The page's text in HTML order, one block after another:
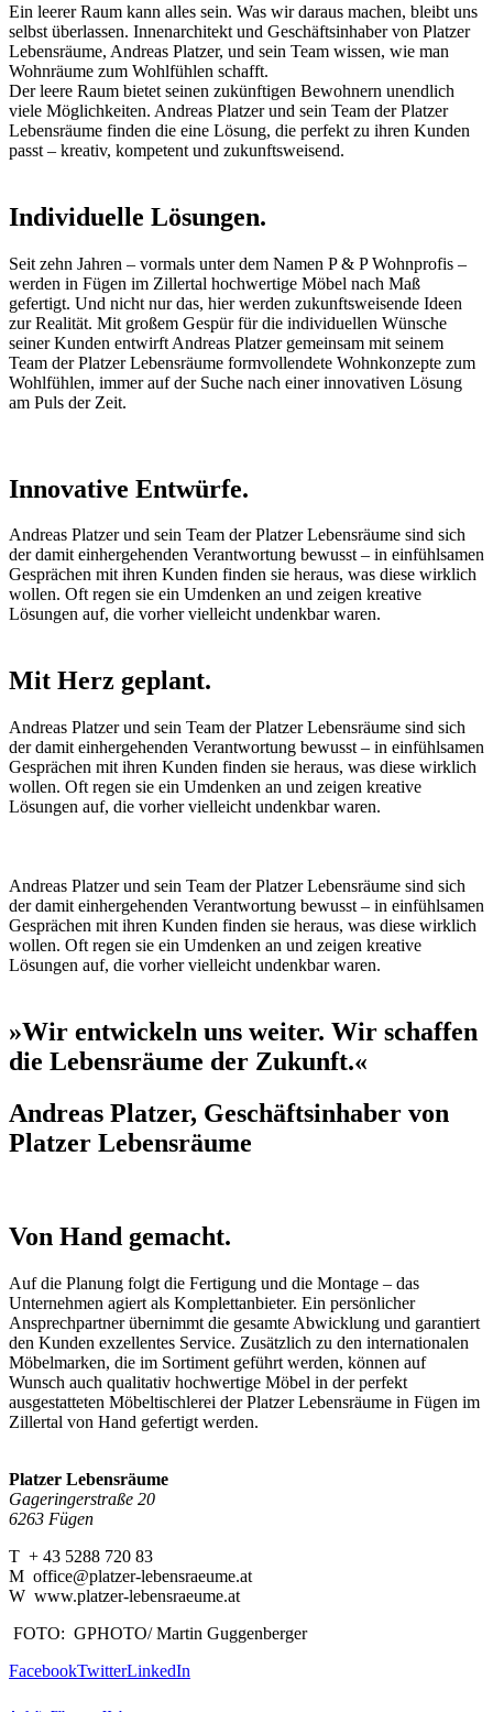
Ein leerer Raum kann alles sein. Was wir daraus machen, bleibt uns
selbst überlassen. Innenarchitekt und Geschäftsinhaber von Platzer
Lebensräume, Andreas Platzer, und sein Team wissen, wie man
Wohnräume zum Wohlfühlen schafft.
Der leere Raum bietet seinen zukünftigen Bewohnern unendlich
viele Möglichkeiten. Andreas Platzer und sein Team der Platzer
Lebensräume finden die eine Lösung, die perfekt zu ihren Kunden
passt – kreativ, kompetent und zukunftsweisend.
Individuelle Lösungen.
Seit zehn Jahren – vormals unter dem Namen P & P Wohnprofis –
werden in Fügen im Zillertal hochwertige Möbel nach Maß
gefertigt. Und nicht nur das, hier werden zukunftsweisende Ideen
zur Realität. Mit großem Gespür für die individuellen Wünsche
seiner Kunden entwirft Andreas Platzer gemeinsam mit seinem
Team der Platzer Lebensräume formvollendete Wohnkonzepte zum
Wohlfühlen, immer auf der Suche nach einer innovativen Lösung
am Puls der Zeit.
Innovative Entwürfe.
Andreas Platzer und sein Team der Platzer Lebensräume sind sich
der damit einhergehenden Verantwortung bewusst – in einfühlsamen
Gesprächen mit ihren Kunden finden sie heraus, was diese wirklich
wollen. Oft regen sie ein Umdenken an und zeigen kreative
Lösungen auf, die vorher vielleicht undenkbar waren.
Mit Herz geplant.
Andreas Platzer und sein Team der Platzer Lebensräume sind sich
der damit einhergehenden Verantwortung bewusst – in einfühlsamen
Gesprächen mit ihren Kunden finden sie heraus, was diese wirklich
wollen. Oft regen sie ein Umdenken an und zeigen kreative
Lösungen auf, die vorher vielleicht undenkbar waren.
Andreas Platzer und sein Team der Platzer Lebensräume sind sich
der damit einhergehenden Verantwortung bewusst – in einfühlsamen
Gesprächen mit ihren Kunden finden sie heraus, was diese wirklich
wollen. Oft regen sie ein Umdenken an und zeigen kreative
Lösungen auf, die vorher vielleicht undenkbar waren.
»Wir entwickeln uns weiter. Wir schaffen
die Lebensräume der Zukunft.«
Andreas Platzer, Geschäftsinhaber von
Platzer Lebensräume
Von Hand gemacht.
Auf die Planung folgt die Fertigung und die Montage – das
Unternehmen agiert als Komplettanbieter. Ein persönlicher
Ansprechpartner übernimmt die gesamte Abwicklung und garantiert
den Kunden exzellentes Service. Zusätzlich zu den internationalen
Möbelmarken, die im Sortiment geführt werden, können auf
Wunsch auch qualitativ hochwertige Möbel in der perfekt
ausgestatteten Möbeltischlerei der Platzer Lebensräume in Fügen im
Zillertal von Hand gefertigt werden.
Platzer Lebensräume
Gageringerstraße 20
6263 Fügen
T + 43 5288 720 83
M office@platzer-lebensraeume.at
W www.platzer-lebensraeume.at
FOTO: GPHOTO/ Martin Guggenberger
FacebookTwitterLinkedIn